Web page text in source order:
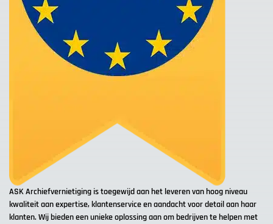
ASK Archiefvernietiging is toegewijd aan het leveren van hoog niveau
kwaliteit aan expertise, klantenservice en aandacht voor detail aan haar
klanten. Wij bieden een unieke oplossing aan om bedrijven te helpen met